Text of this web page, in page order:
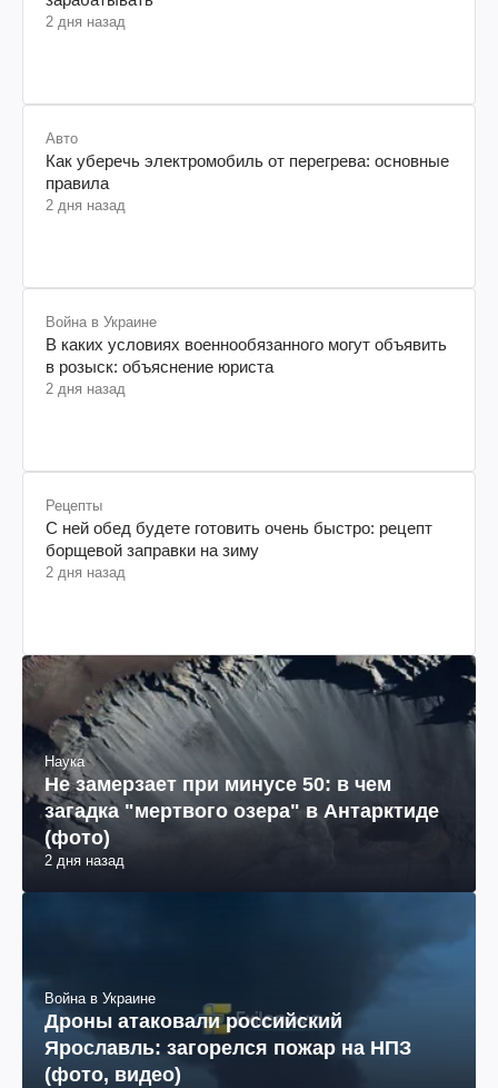
2 дня назад
Авто
Как уберечь электромобиль от перегрева: основные
правила
2 дня назад
Война в Украине
В каких условиях военнообязанного могут объявить
в розыск: объяснение юриста
2 дня назад
Рецепты
С ней обед будете готовить очень быстро: рецепт
борщевой заправки на зиму
2 дня назад
Наука
Не замерзает при минусе 50: в чем
загадка "мертвого озера" в Антарктиде
(фото)
2 дня назад
Война в Украине
Дроны атаковали российский
Ярославль: загорелся пожар на НПЗ
(фото, видео)